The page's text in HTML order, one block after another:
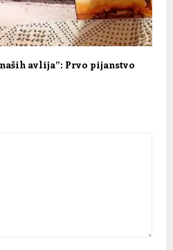
avlija”: Prvo pijanstvo